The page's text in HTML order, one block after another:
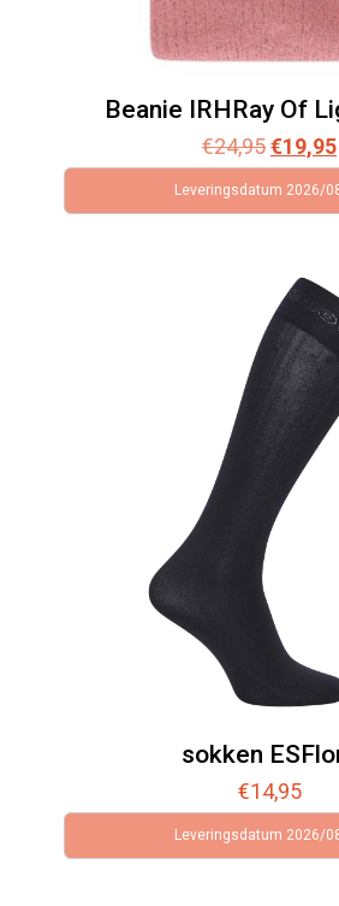
Beanie IRHRay Of
€24,95
prijs
€19,95
Leveringsdatum 2026/
sokken
€14,95
Leveringsdatum 2026/